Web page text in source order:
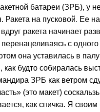
батареи (ЗРБ), у
Ракета на пусковой. Ее
ракета начинает
перенацеливаясь с
она уставилась в
как будто собиралась
ЗРБ как ветром
(это макет)
как спичка. Я